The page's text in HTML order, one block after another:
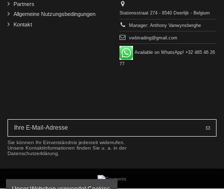
Partners
Allgemeine Nutzungsbedingungen
Kontakt
Stationsstraat 274 - 8540 Deerlijk - Belgium
Manager: Anthony Vanwynsberghe
vwbtrading@gmail.com
Available on WhatsApp! +32 485 46 26
77
Sie können Ihr Einverständnis jederzeit widerrufen.
Unsere Kontaktinformationen finden Sie u. a. in der
Datenschutzerklärung.